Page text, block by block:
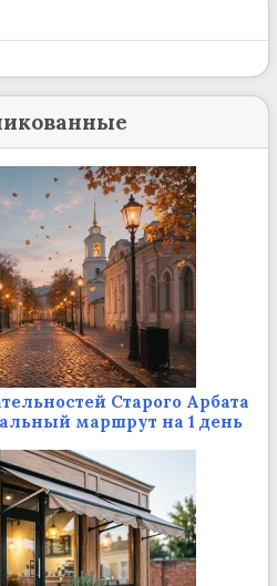
Старого Арбата
маршрут на 1 день